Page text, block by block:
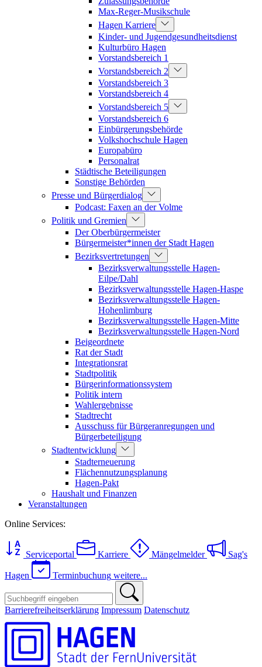
Max-Reger-Musikschule
Hagen Karriere
Kinder- und Jugendgesundheitsdienst
Kulturbüro Hagen
Vorstandsbereich 1
Vorstandsbereich 2
Vorstandsbereich 3
Vorstandsbereich 4
Vorstandsbereich 5
Vorstandsbereich 6
Einbürgerungsbehörde
Volkshochschule Hagen
Europabüro
Personalrat
Städtische Beteiligungen
Sonstige Behörden
Presse und Bürgerdialog
Podcast: Faxen an der Volme
Politik und Gremien
Der Oberbürgermeister
Bürgermeister*innen der Stadt Hagen
Bezirksvertretungen
Bezirksverwaltungsstelle Hagen-
Eilpe/Dahl
Bezirksverwaltungsstelle Hagen-Haspe
Bezirksverwaltungsstelle Hagen-
Hohenlimburg
Bezirksverwaltungsstelle Hagen-Mitte
Bezirksverwaltungsstelle Hagen-Nord
Beigeordnete
Rat der Stadt
Integrationsrat
Stadtpolitik
Bürgerinformationssystem
Politik intern
Wahlergebnisse
Stadtrecht
Ausschuss für Bürgeranregungen und
Bürgerbeteiligung
Stadtentwicklung
Stadterneuerung
Flächennutzungsplanung
Hagen-Pakt
Haushalt und Finanzen
Veranstaltungen
Online Services:
Serviceportal Karriere Mängelmelder Sag's
Hagen Terminbuchung weitere...
Barrierefreiheitserklärung Impressum Datenschutz